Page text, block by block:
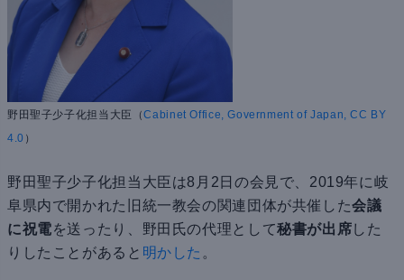
野田聖子少子化担当大臣（Cabinet Office, Government of Japan, CC BY
4.0 ）
野田聖子少子化担当大臣は8月2日の会見で、2019年に岐
阜県内で開かれた旧統一教会の関連団体が共催した会議
に祝電を送ったり、野田氏の代理として秘書が出席した
りしたことがあると 明かした 。